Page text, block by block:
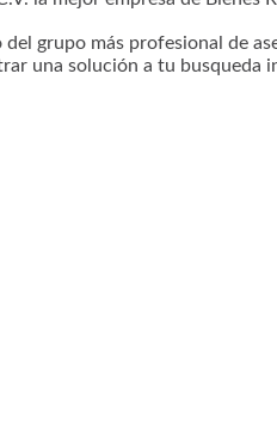
grupo más profesional de
una solución a tu busqueda